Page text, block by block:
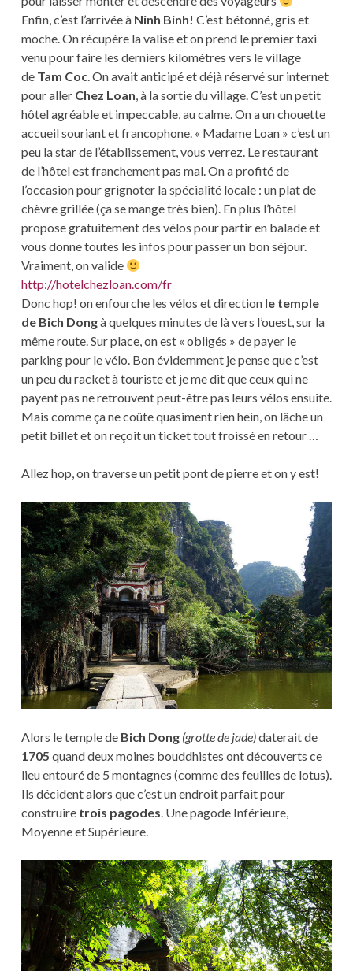
Enfin, c’est l’arrivée à Ninh Binh! C’est bétonné, gris et
moche. On récupère la valise et on prend le premier taxi
venu pour faire les derniers kilomètres vers le village
de Tam Coc. On avait anticipé et déjà réservé sur internet
pour aller Chez Loan, à la sortie du village. C’est un petit
hôtel agréable et impeccable, au calme. On a un chouette
accueil souriant et francophone. « Madame Loan » c’est un
peu la star de l’établissement, vous verrez. Le restaurant
de l’hôtel est franchement pas mal. On a profité de
l’occasion pour grignoter la spécialité locale : un plat de
chèvre grillée (ça se mange très bien). En plus l’hôtel
propose gratuitement des vélos pour partir en balade et
vous donne toutes les infos pour passer un bon séjour.
Vraiment, on valide
http://hotelchezloan.com/fr
Donc hop! on enfourche les vélos et direction le temple
de Bich Dongà quelques minutes de là vers l’ouest, sur la
même route. Sur place, on est « obligés » de payer le
parking pour le vélo. Bon évidemment je pense que c’est
un peu du racket à touriste et je me dit que ceux qui ne
payent pas ne retrouvent peut-être pas leurs vélos ensuite.
Mais comme ça ne coûte quasiment rien hein, on lâche un
petit billet et on reçoit un ticket tout froissé en retour …
Allez hop, on traverse un petit pont de pierre et on y est!
Alors le temple de Bich Dong (grotte de jade)daterait de
1705 quand deux moines bouddhistes ont découverts ce
lieu entouré de 5 montagnes (comme des feuilles de lotus).
Ils décident alors que c’est un endroit parfait pour
construire trois pagodes. Une pagode Inférieure,
Moyenne et Supérieure.